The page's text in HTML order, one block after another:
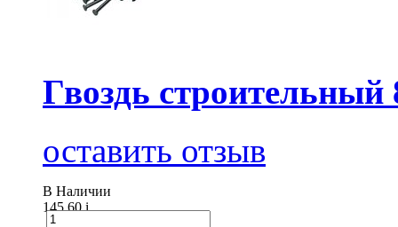
Гвоздь строительный
оставить отзыв
В Наличии
145.60i